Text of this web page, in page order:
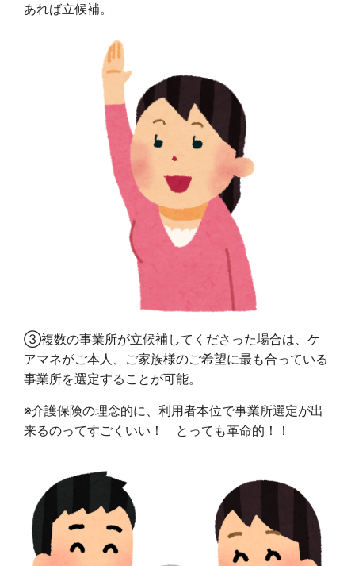
あれば立候補。
③複数の事業所が立候補してくださった場合は、ケ
アマネがご本人、ご家族様のご希望に最も合っている
事業所を選定することが可能。
※介護保険の理念的に、利用者本位で事業所選定が出
来るのってすごくいい！ とっても革命的！！